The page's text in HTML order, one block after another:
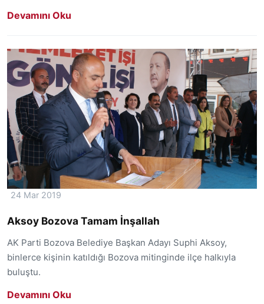
Devamını Oku
24 Mar 2019
Aksoy Bozova Tamam İnşallah
AK Parti Bozova Belediye Başkan Adayı Suphi Aksoy,
binlerce kişinin katıldığı Bozova mitinginde ilçe halkıyla
buluştu.
Devamını Oku